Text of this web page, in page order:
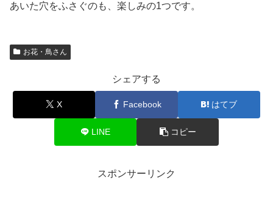
あいた穴をふさぐのも、楽しみの1つです。
お花・鳥さん
シェアする
X Facebook はてブ
LINE コピー
スポンサーリンク